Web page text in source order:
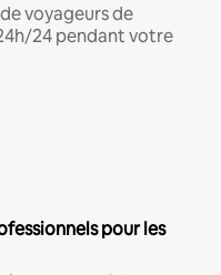
voyageurs de
24 pendant votre
pour les